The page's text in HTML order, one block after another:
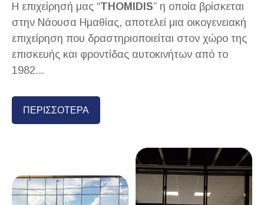
Η επιχείρησή μας “THOMIDIS” η οποία βρίσκεται
στην Νάουσα Ημαθίας, αποτελεί μια οικογενειακή
επιχείρηση που δραστηριοποιείται στον χώρο της
επισκευής και φροντίδας αυτοκινήτων από το
1982...
ΠΕΡΙΣΣΟΤΕΡΑ